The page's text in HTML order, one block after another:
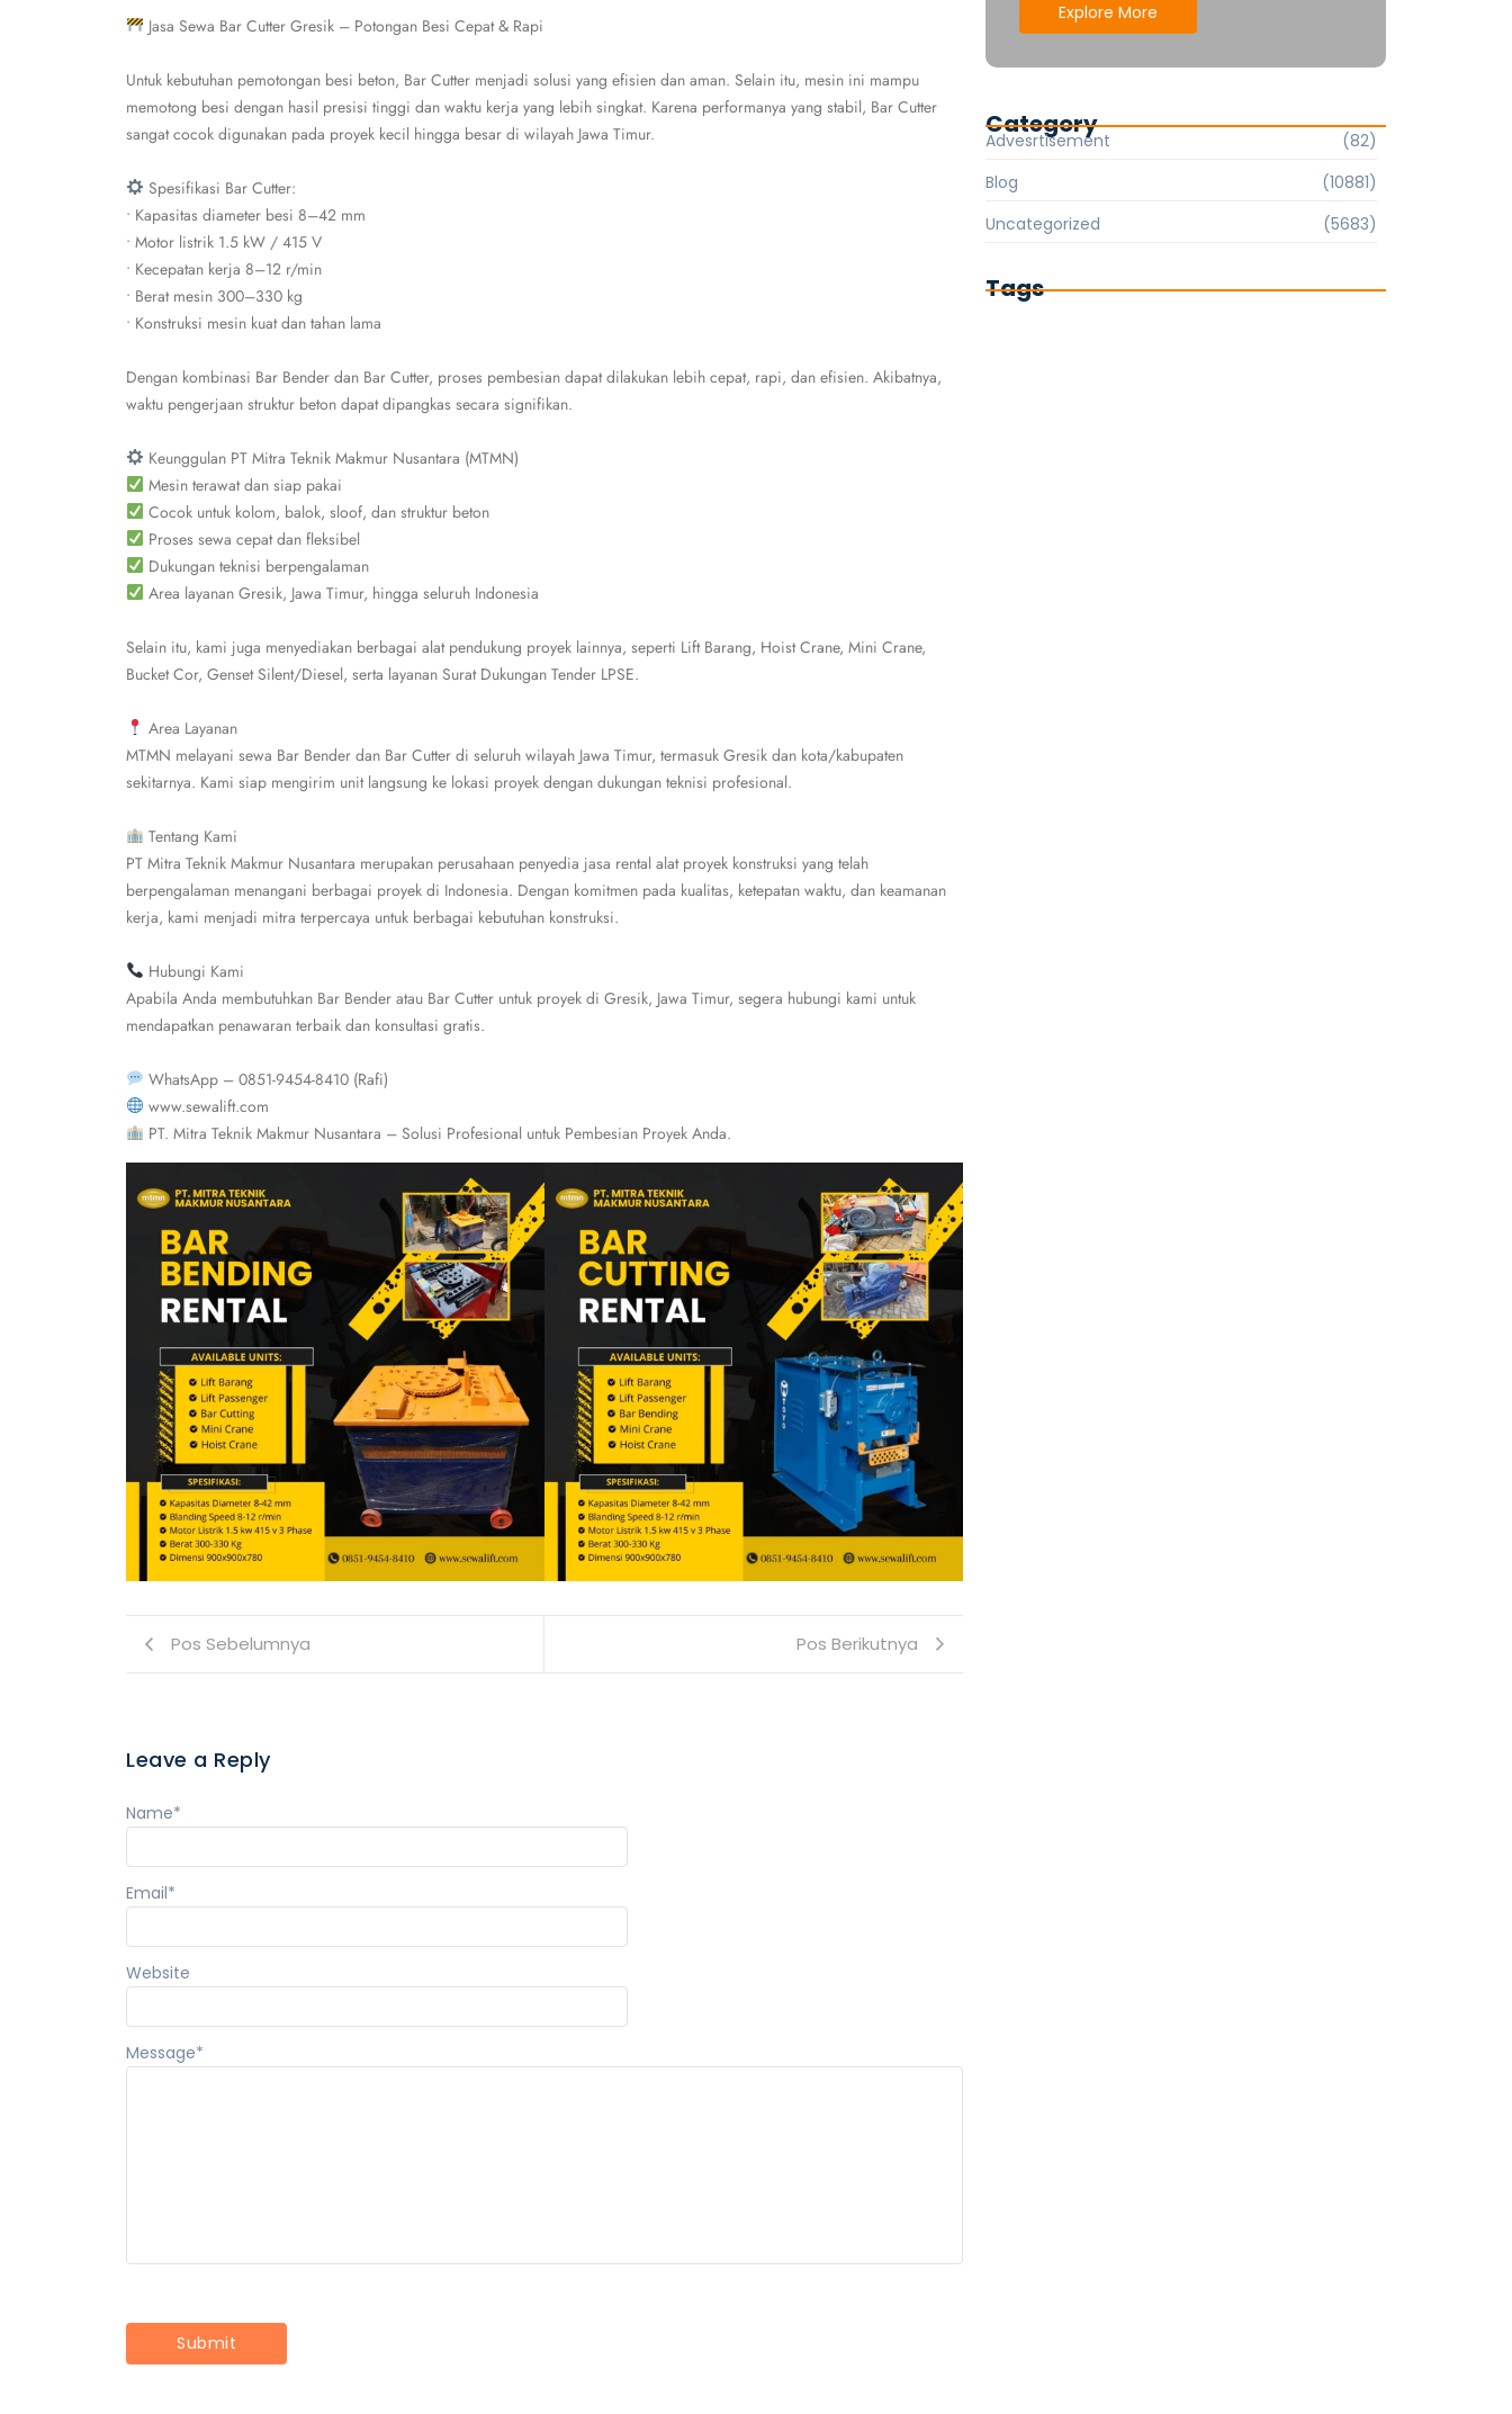
Jasa Sewa Bar Cutter Gresik – Potongan Besi Cepat & Rapi
Untuk kebutuhan pemotongan besi beton, Bar Cutter menjadi solusi yang efisien dan aman. Selain itu, mesin ini mampu
memotong besi dengan hasil presisi tinggi dan waktu kerja yang lebih singkat. Karena performanya yang stabil, Bar Cutter
sangat cocok digunakan pada proyek kecil hingga besar di wilayah Jawa Timur.
Spesifikasi Bar Cutter:
• Kapasitas diameter besi 8–42 mm
• Motor listrik 1.5 kW / 415 V
• Kecepatan kerja 8–12 r/min
• Berat mesin 300–330 kg
• Konstruksi mesin kuat dan tahan lama
Dengan kombinasi Bar Bender dan Bar Cutter, proses pembesian dapat dilakukan lebih cepat, rapi, dan efisien. Akibatnya,
waktu pengerjaan struktur beton dapat dipangkas secara signifikan.
Keunggulan PT Mitra Teknik Makmur Nusantara (MTMN)
Mesin terawat dan siap pakai
Cocok untuk kolom, balok, sloof, dan struktur beton
Proses sewa cepat dan fleksibel
Dukungan teknisi berpengalaman
Area layanan Gresik, Jawa Timur, hingga seluruh Indonesia
Selain itu, kami juga menyediakan berbagai alat pendukung proyek lainnya, seperti Lift Barang, Hoist Crane, Mini Crane,
Bucket Cor, Genset Silent/Diesel, serta layanan Surat Dukungan Tender LPSE.
Area Layanan
MTMN melayani sewa Bar Bender dan Bar Cutter di seluruh wilayah Jawa Timur, termasuk Gresik dan kota/kabupaten
sekitarnya. Kami siap mengirim unit langsung ke lokasi proyek dengan dukungan teknisi profesional.
Tentang Kami
PT Mitra Teknik Makmur Nusantara merupakan perusahaan penyedia jasa rental alat proyek konstruksi yang telah
berpengalaman menangani berbagai proyek di Indonesia. Dengan komitmen pada kualitas, ketepatan waktu, dan keamanan
kerja, kami menjadi mitra terpercaya untuk berbagai kebutuhan konstruksi.
Hubungi Kami
Apabila Anda membutuhkan Bar Bender atau Bar Cutter untuk proyek di Gresik, Jawa Timur, segera hubungi kami untuk
mendapatkan penawaran terbaik dan konsultasi gratis.
WhatsApp – 0851-9454-8410 (Rafi)
www.sewalift.com
PT. Mitra Teknik Makmur Nusantara – Solusi Profesional untuk Pembesian Proyek Anda.
Pos Sebelumnya Pos Berikutnya
Leave a Reply
Message*
Name*
Email*
Website
Explore More
Category
Advesrtisement
(82)
Blog
(10881)
Uncategorized
(5683)
Tags